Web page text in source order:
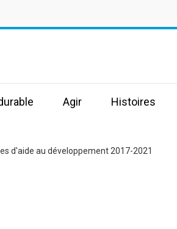
Agir Histoires
d'aide au développement 2017-2021